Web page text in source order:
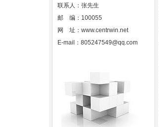
联系人：张先生
邮 编：100055
网 址： www.centrwin.net
E-mail： 805247549@qq.com